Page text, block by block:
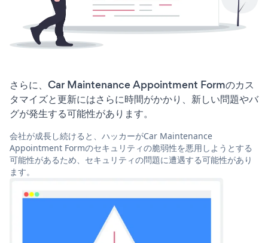
さらに、Car Maintenance Appointment Formのカス
タマイズと更新にはさらに時間がかかり、新しい問題やバ
グが発生する可能性があります。
会社が成長し続けると、ハッカーがCar Maintenance
Appointment Formのセキュリティの脆弱性を悪用しようとする
可能性があるため、セキュリティの問題に遭遇する可能性があり
ます。